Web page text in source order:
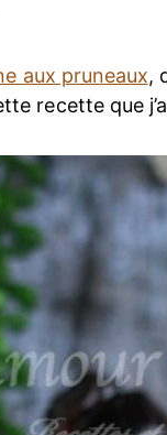
aux pruneaux,
recette que